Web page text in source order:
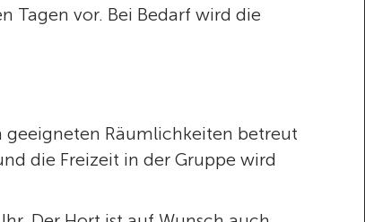
Tagen vor. Bei Bedarf wird die
Räumlichkeiten betreut
die Freizeit in der Gruppe wird